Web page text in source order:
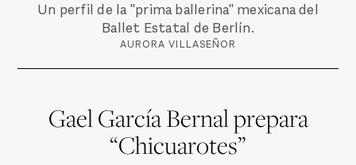
Un perfil de la "prima ballerina" mexicana del
Ballet Estatal de Berlín.
AURORA VILLASEÑOR
Gael García Bernal prepara
“Chicuarotes”